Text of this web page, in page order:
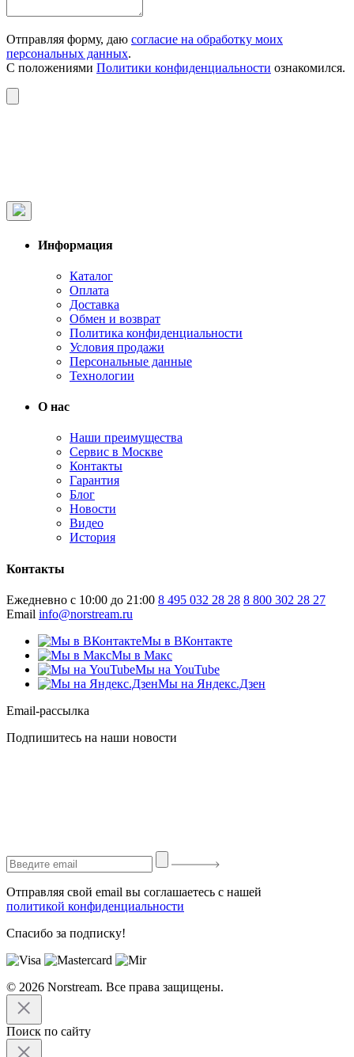
Отправляя форму, даю согласие на обработку моих
персональных данных.
С положениями Политики конфиденциальности ознакомился.
Информация
Каталог
Оплата
Доставка
Обмен и возврат
Политика конфиденциальности
Условия продажи
Персональные данные
Технологии
О нас
Наши преимущества
Сервис в Москве
Контакты
Гарантия
Блог
Новости
Видео
История
Контакты
Ежедневно с 10:00 до 21:00 8 495 032 28 28 8 800 302 28 27
Email info@norstream.ru
Мы в ВКонтакте
Мы в Макс
Мы на YouTube
Мы на Яндекс.Дзен
Email-рассылка
Подпишитесь на наши новости
Отправляя свой email вы соглашаетесь с нашей
политикой конфиденциальности
Спасибо за подписку!
© 2026 Norstream. Все права защищены.
Поиск по сайту